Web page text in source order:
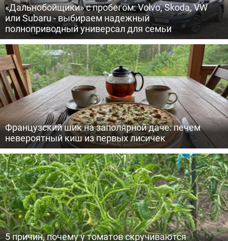
«Дальнобойщики» с пробегом: Volvo, Skoda, VW
или Subaru - выбираем надежный
полноприводный универсал для семьи
Французский шик на заполярной даче: печем
невероятный киш из первых лисичек
5 причин, почему у томатов скручиваются